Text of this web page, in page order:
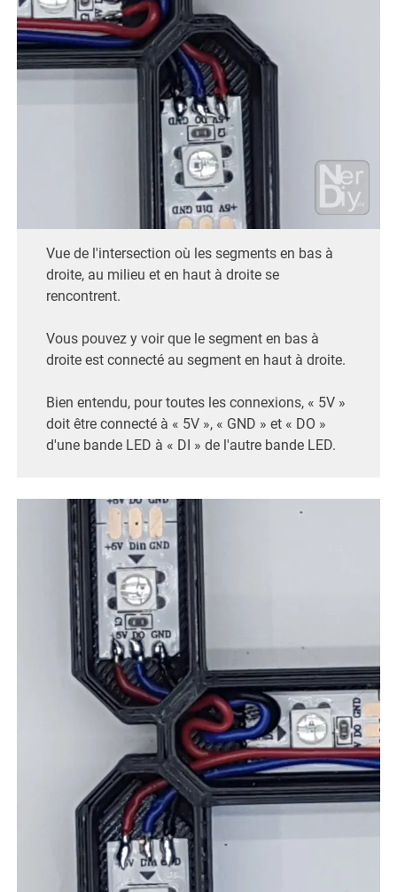
Vue de l'intersection où les segments en bas à
droite, au milieu et en haut à droite se
rencontrent.
Vous pouvez y voir que le segment en bas à
droite est connecté au segment en haut à droite.
Bien entendu, pour toutes les connexions, « 5V »
doit être connecté à « 5V », « GND » et « DO »
d'une bande LED à « DI » de l'autre bande LED.